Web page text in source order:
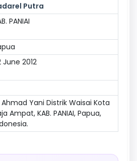
Putra
PANIAI
June 2012
Ahmad Yani Distrik Waisai Kota
Ampat, KAB. PANIAI, Papua,